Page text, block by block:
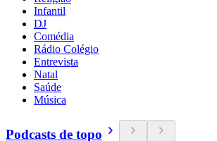
Infantil
DJ
Comédia
Rádio Colégio
Entrevista
Natal
Saúde
Música
Podcasts de topo